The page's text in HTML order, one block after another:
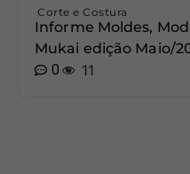
Corte e Costura
Informe Moldes,
Mukai edição Maio/
0
11